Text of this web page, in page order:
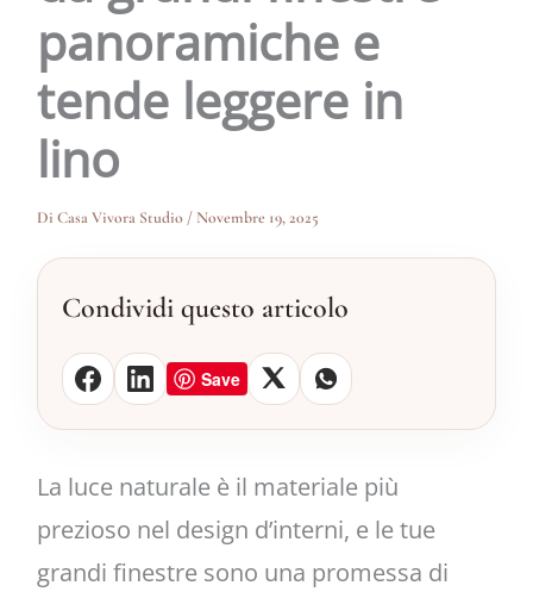
panoramiche e
tende leggere in
lino
Di Casa Vivora Studio/Novembre 19, 2025
Condividi questo articolo
Save
La luce naturale è il materiale più
prezioso nel design d’interni, e le tue
grandi finestre sono una promessa di